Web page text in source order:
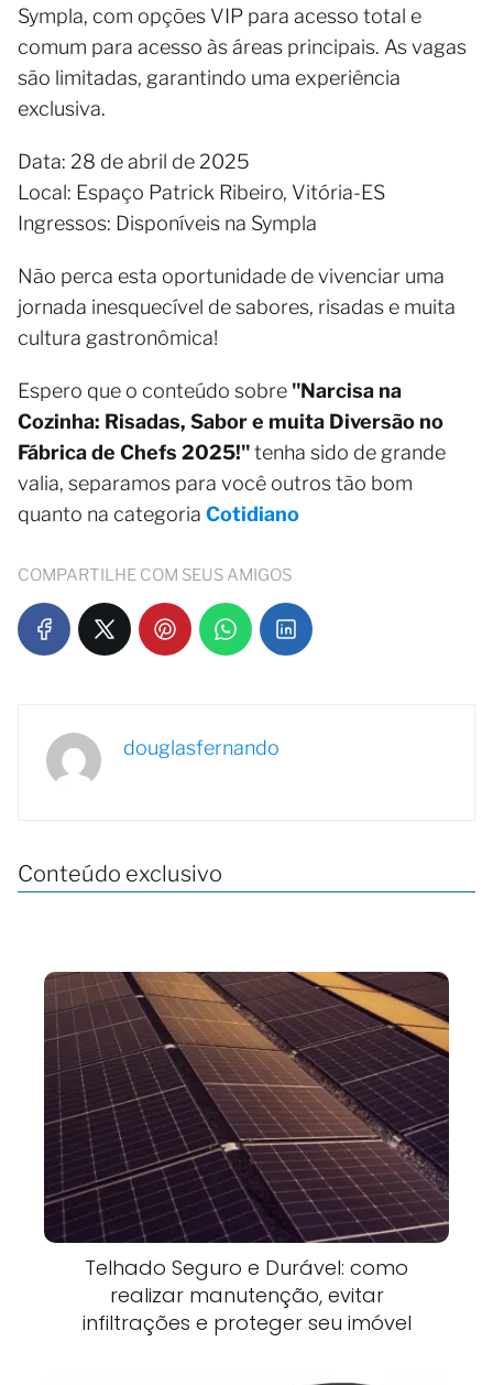
Sympla, com opções VIP para acesso total e
comum para acesso às áreas principais. As vagas
são limitadas, garantindo uma experiência
exclusiva.
Data: 28 de abril de 2025
Local: Espaço Patrick Ribeiro, Vitória-ES
Ingressos: Disponíveis na Sympla
Não perca esta oportunidade de vivenciar uma
jornada inesquecível de sabores, risadas e muita
cultura gastronômica!
Espero que o conteúdo sobre "Narcisa na
Cozinha: Risadas, Sabor e muita Diversão no
Fábrica de Chefs 2025!"tenha sido de grande
valia, separamos para você outros tão bom
quanto na categoria Cotidiano
COMPARTILHE COM SEUS AMIGOS
douglasfernando
Conteúdo exclusivo
Telhado Seguro e Durável: como
realizar manutenção, evitar
infiltrações e proteger seu imóvel